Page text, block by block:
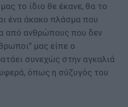
το ίδιο θε έκανε, θα το
ένα άκακο πλάσμα που
από ανθρώπους που δεν
μας είπε ο
συνεχώς στην αγκαλιά
όπως η σύζυγός του